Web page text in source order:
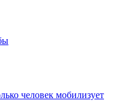
человек мобилизует